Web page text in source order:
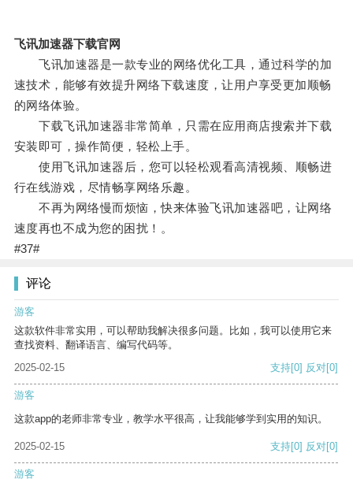
飞讯加速器下载官网
飞讯加速器是一款专业的网络优化工具，通过科学的加
速技术，能够有效提升网络下载速度，让用户享受更加顺畅
的网络体验。
下载飞讯加速器非常简单，只需在应用商店搜索并下载
安装即可，操作简便，轻松上手。
使用飞讯加速器后，您可以轻松观看高清视频、顺畅进
行在线游戏，尽情畅享网络乐趣。
不再为网络慢而烦恼，快来体验飞讯加速器吧，让网络
速度再也不成为您的困扰！。
#37#
评论
游客
这款软件非常实用，可以帮助我解决很多问题。比如，我可以使用它来
查找资料、翻译语言、编写代码等。
2025-02-15
支持[0] 反对[0]
游客
这款app的老师非常专业，教学水平很高，让我能够学到实用的知识。
2025-02-15 支持[0] 反对[0]
游客